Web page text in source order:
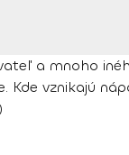
a mnoho
Kde vznikajú